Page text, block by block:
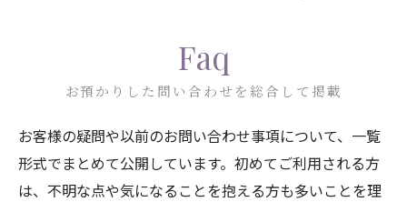
お預かりした問い合わせを総合して掲載
Faq
お客様の疑問や以前のお問い合わせ事項について、一覧
形式でまとめて公開しています。初めてご利用される方
は、不明な点や気になることを抱える方も多いことを理